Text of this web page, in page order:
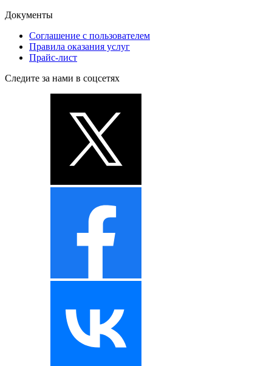
Документы
Соглашение с пользователем
Правила оказания услуг
Прайс-лист
Следите за нами в соцсетях